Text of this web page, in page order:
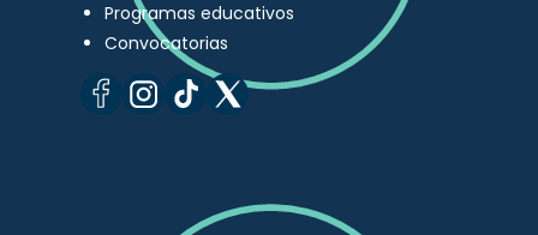
Programas educativos
Convocatorias